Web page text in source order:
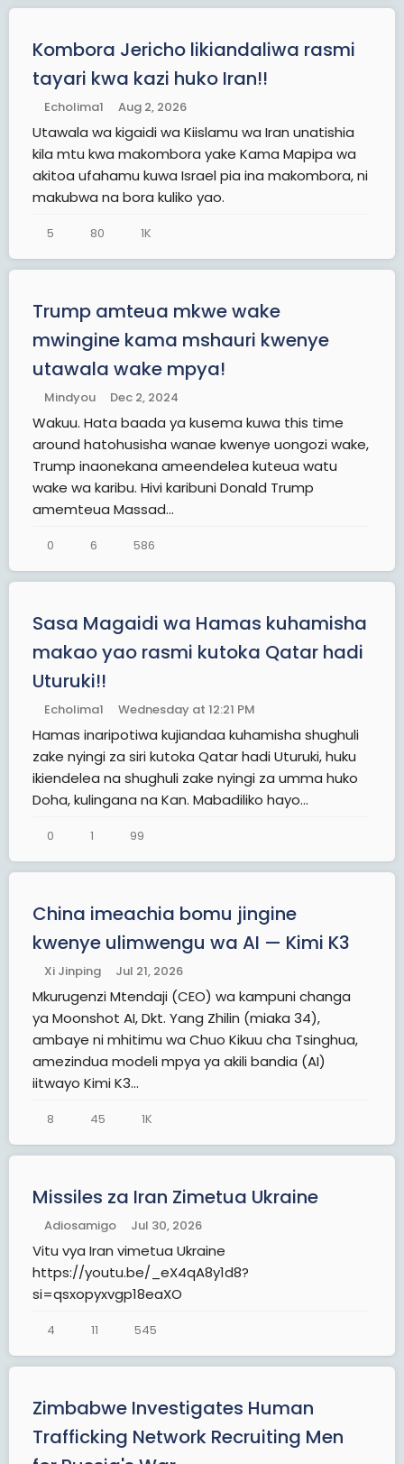
Kombora Jericho likiandaliwa rasmi
tayari kwa kazi huko Iran!!
Echolima1 Aug 2, 2026
Utawala wa kigaidi wa Kiislamu wa Iran unatishia
kila mtu kwa makombora yake Kama Mapipa wa
akitoa ufahamu kuwa Israel pia ina makombora, ni
makubwa na bora kuliko yao.
5 80 1K
Trump amteua mkwe wake
mwingine kama mshauri kwenye
utawala wake mpya!
Mindyou Dec 2, 2024
Wakuu. Hata baada ya kusema kuwa this time
around hatohusisha wanae kwenye uongozi wake,
Trump inaonekana ameendelea kuteua watu
wake wa karibu. Hivi karibuni Donald Trump
amemteua Massad...
0 6 586
Sasa Magaidi wa Hamas kuhamisha
makao yao rasmi kutoka Qatar hadi
Uturuki!!
Echolima1 Wednesday at 12:21 PM
Hamas inaripotiwa kujiandaa kuhamisha shughuli
zake nyingi za siri kutoka Qatar hadi Uturuki, huku
ikiendelea na shughuli zake nyingi za umma huko
Doha, kulingana na Kan. Mabadiliko hayo...
0 1 99
China imeachia bomu jingine
kwenye ulimwengu wa AI — Kimi K3
Xi Jinping Jul 21, 2026
Mkurugenzi Mtendaji (CEO) wa kampuni changa
ya Moonshot AI, Dkt. Yang Zhilin (miaka 34),
ambaye ni mhitimu wa Chuo Kikuu cha Tsinghua,
amezindua modeli mpya ya akili bandia (AI)
iitwayo Kimi K3...
8 45 1K
Missiles za Iran Zimetua Ukraine
Adiosamigo Jul 30, 2026
Vitu vya Iran vimetua Ukraine
https://youtu.be/_eX4qA8y1d8?
si=qsxopyxvgp18eaXO
4 11 545
Zimbabwe Investigates Human
Trafficking Network Recruiting Men